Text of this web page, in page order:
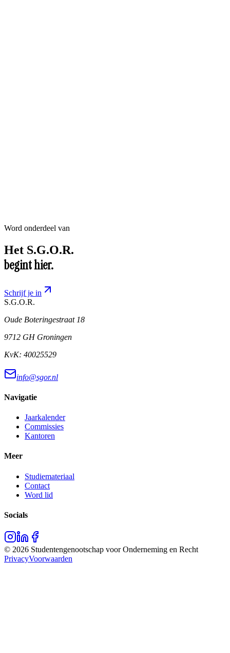
Word onderdeel van
Het S.G.O.R.
begint hier.
Schrijf je in
S.G.O.R.
Oude Boteringestraat 18
9712 GH Groningen
KvK: 40025529
info@sgor.nl
Navigatie
Jaarkalender
Commissies
Kantoren
Meer
Studiemateriaal
Contact
Word lid
Socials
© 2026 Studentengenootschap voor Onderneming en Recht
PrivacyVoorwaarden